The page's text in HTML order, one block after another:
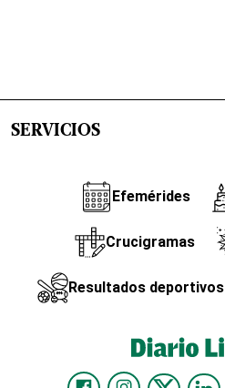
SERVICIOS
Efemérides
Crucigramas
Resultados deportivos